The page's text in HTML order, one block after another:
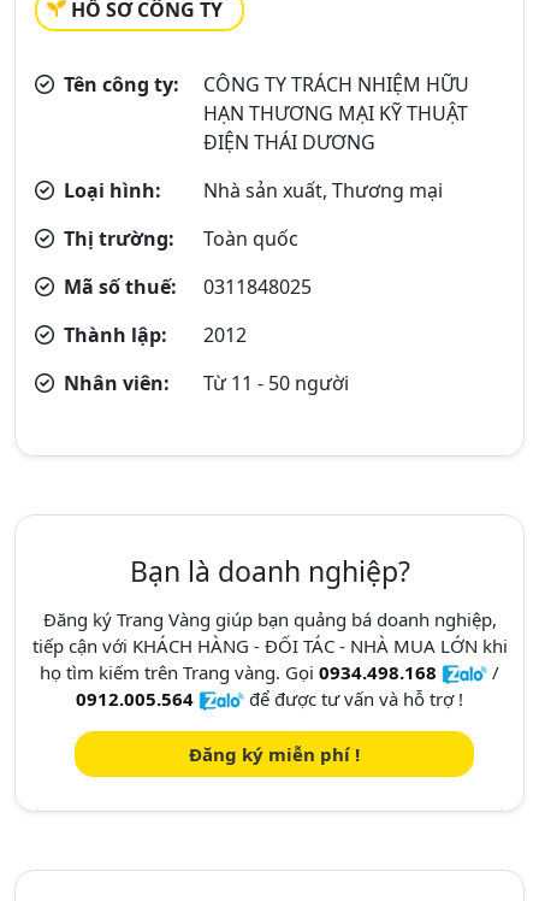
HỒ SƠ CÔNG TY
Tên công ty:
CÔNG TY TRÁCH NHIỆM HỮU
HẠN THƯƠNG MẠI KỸ THUẬT
ĐIỆN THÁI DƯƠNG
Loại hình:
Nhà sản xuất, Thương mại
Thị trường:
Toàn quốc
Mã số thuế:
0311848025
Thành lập:
2012
Nhân viên:
Từ 11 - 50 người
Bạn là doanh nghiệp?
Đăng ký Trang Vàng giúp bạn quảng bá doanh nghiệp,
tiếp cận với KHÁCH HÀNG - ĐỐI TÁC - NHÀ MUA LỚN khi
họ tìm kiếm trên Trang vàng. Gọi 0934.498.168
/
0912.005.564
để được tư vấn và hỗ trợ !
Đăng ký miễn phí !